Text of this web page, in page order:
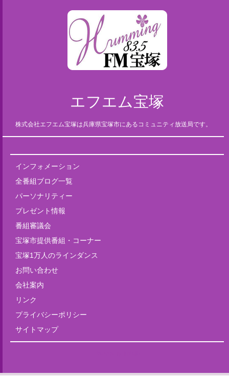
エフエム宝塚
株式会社エフエム宝塚は兵庫県宝塚市にあるコミュニティ放送局です。
インフォメーション
全番組ブログ一覧
パーソナリティー
プレゼント情報
番組審議会
宝塚市提供番組・コーナー
宝塚1万人のラインダンス
お問い合わせ
会社案内
リンク
プライバシーポリシー
サイトマップ